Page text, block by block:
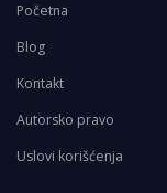
Početna
Blog
Kontakt
Autorsko pravo
Uslovi korišćenja